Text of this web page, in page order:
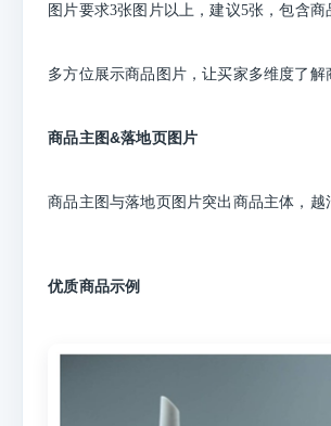
图片要求3张图片以上，建议5张，包含商
多方位展示商品图片，让买家多维度了解
商品主图&落地页图片
商品主图与落地页图片突出商品主体，
优质商品示例